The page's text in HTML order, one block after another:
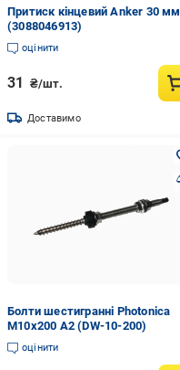
Притиск кінцевий Anker 30 мм
(3088046913)
оцінити
31 ₴/шт.
Доставимо
Болти шестигранні Photonica
М10х200 А2 (DW-10-200)
оцінити